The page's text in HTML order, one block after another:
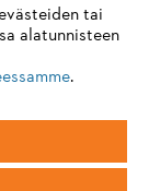
wir Ihnen, zutai
alatunnisteen
.